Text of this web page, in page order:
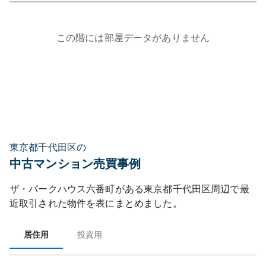
この階には部屋データがありません
東京都千代田区の
中古マンション売買事例
ザ・パークハウス六番町がある東京都千代田区周辺で最
近取引された物件を表にまとめました。
居住用 投資用